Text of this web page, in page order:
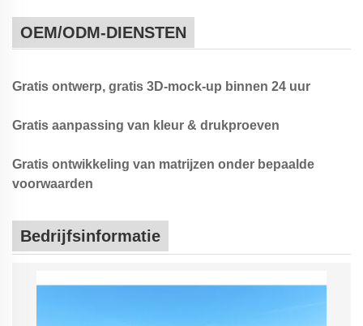
OEM/ODM-DIENSTEN
Gratis ontwerp, gratis 3D-mock-up binnen 24 uur
Gratis aanpassing van kleur & drukproeven
Gratis ontwikkeling van matrijzen onder bepaalde
voorwaarden
Bedrijfsinformatie